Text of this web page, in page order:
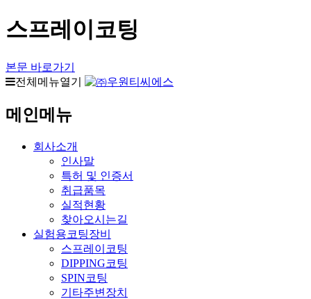
스프레이코팅
본문 바로가기
전체메뉴열기
메인메뉴
회사소개
인사말
특허 및 인증서
취급품목
실적현황
찾아오시는길
실험용코팅장비
스프레이코팅
DIPPING코팅
SPIN코팅
기타주변장치